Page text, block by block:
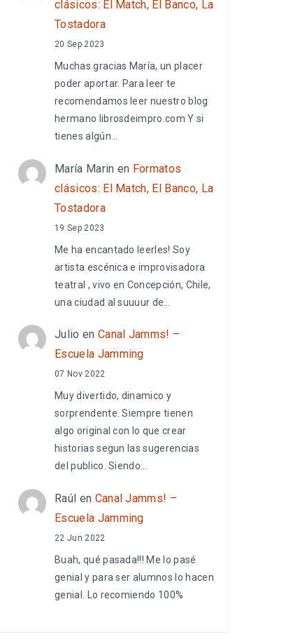
clásicos: El Match, El Banco, La
Tostadora
20 Sep 2023
Muchas gracias María, un placer
poder aportar. Para leer te
recomendamos leer nuestro blog
hermano librosdeimpro.com Y si
tienes algún…
María Marin en Formatos
clásicos: El Match, El Banco, La
Tostadora
19 Sep 2023
Me ha encantado leerles! Soy
artista escénica e improvisadora
teatral , vivo en Concepción, Chile,
una ciudad al suuuur de…
Julio en Canal Jamms! –
Escuela Jamming
07 Nov 2022
Muy divertido, dinamico y
sorprendente. Siempre tienen
algo original con lo que crear
historias segun las sugerencias
del publico. Siendo…
Raúl en Canal Jamms! –
Escuela Jamming
22 Jun 2022
Buah, qué pasada!!! Me lo pasé
genial y para ser alumnos lo hacen
genial. Lo recomiendo 100%